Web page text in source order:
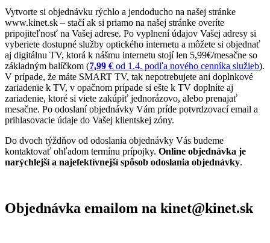
Vytvorte si objednávku rýchlo a jendoducho na našej stránke
www.kinet.sk – stačí ak si priamo na našej stránke overíte
pripojiteľnosť na Vašej adrese. Po vyplnení údajov Vašej adresy si
vyberiete dostupné služby optického internetu a môžete si objednať
aj digitálnu TV, ktorá k nášmu internetu stojí len 5,99€/mesačne so
základným balíčkom (7,99 € od 1.4. podľa nového cenníka služieb).
V prípade, že máte SMART TV, tak nepotrebujete ani doplnkové
zariadenie k TV, v opačnom prípade si ešte k TV doplníte aj
zariadenie, ktoré si viete zakúpiť jednorázovo, alebo prenajať
mesačne. Po odoslaní objednávky Vám príde potvrdzovací email a
prihlasovacie údaje do Vašej klientskej zóny.
Do dvoch týždňov od odoslania objednávky Vás budeme
kontaktovať ohľadom termínu prípojky. Online objednávka je
narýchlejší a najefektívnejší spôsob odoslania objednávky.
Objednávka emailom na kinet@kinet.sk